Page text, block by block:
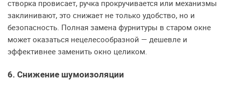
створка провисает, ручка прокручивается или механизмы
заклинивают, это снижает не только удобство, но и
безопасность. Полная замена фурнитуры в старом окне
может оказаться нецелесообразной — дешевле и
эффективнее заменить окно целиком.
6. Снижение шумоизоляции